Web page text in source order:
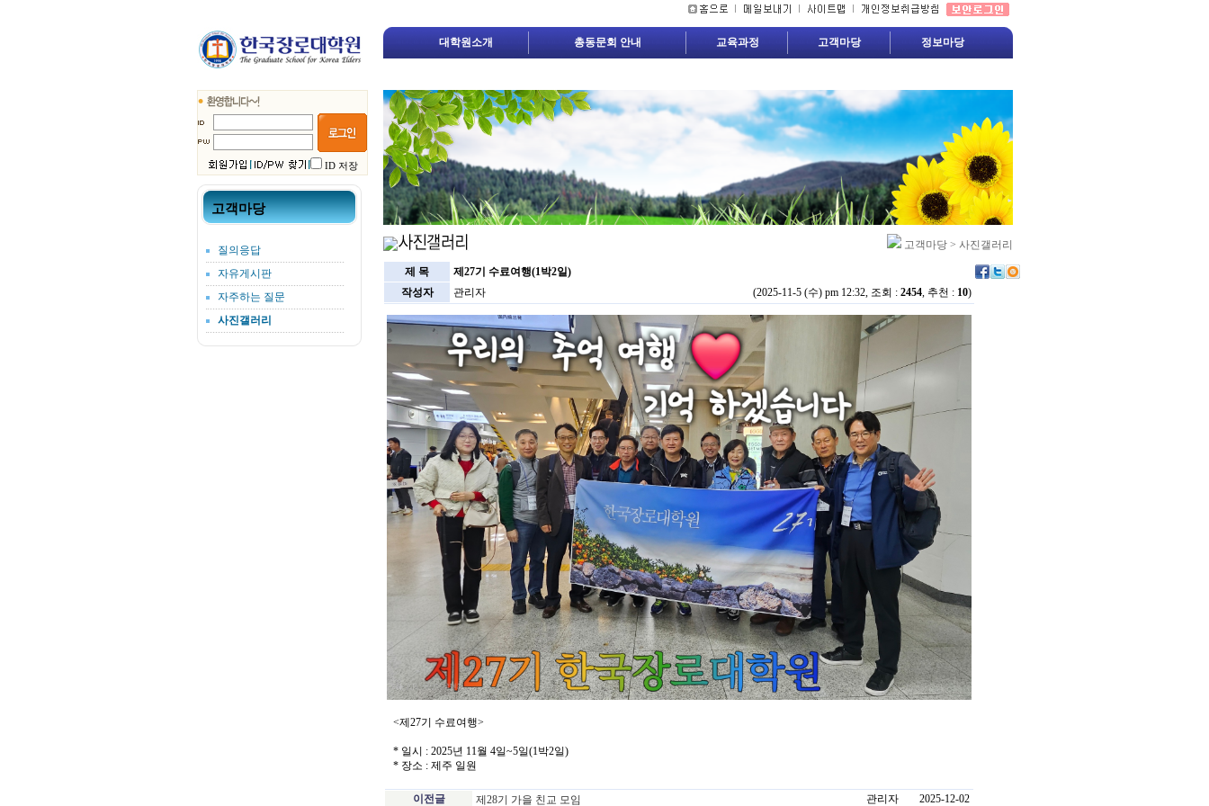
대학원소개 총동문회 안내 교육과정 고객마당 정보마당
ID 저장
고객마당
질의응답
자유게시판
자주하는 질문
사진갤러리
고객마당 > 사진갤러리
제 목
제27기 수료여행(1박2일)
작성자
관리자 (2025-11-5 (수) pm 12:32, 조회 : 2454, 추천 : 10)
<제27기 수료여행>
* 일시 : 2025년 11월 4일~5일(1박2일)
* 장소 : 제주 일원
이전글 제28기 가을 친교 모임 관리자 2025-12-02